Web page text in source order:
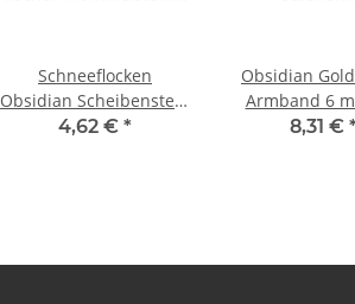
Schneeflocken
Obsidian Scheibenstein
flacher Trommelstein
4,62 € *
Obsidian Gold Kugel
Armband 6
stabilem8,31 €